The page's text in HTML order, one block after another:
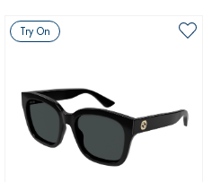
Try On